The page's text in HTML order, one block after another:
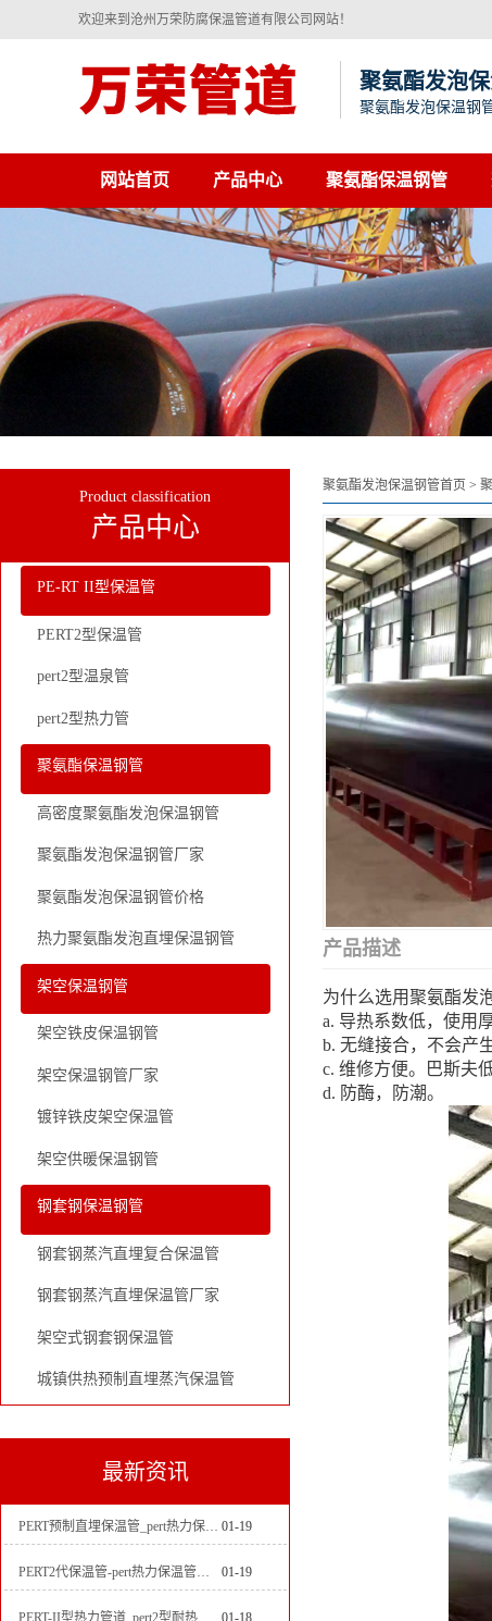
欢迎来到沧州万荣防腐保温管道有限公司网站！
聚氨酯发泡
聚氨酯发泡保温钢
网站首页 产品中心 聚氨酯保温钢管
Product classification
产品中心
PE-RT II型保温管
PERT2型保温管
pert2型温泉管
pert2型热力管
聚氨酯保温钢管
高密度聚氨酯发泡保温钢管
聚氨酯发泡保温钢管厂家
聚氨酯发泡保温钢管价格
热力聚氨酯发泡直埋保温钢管
架空保温钢管
架空铁皮保温钢管
架空保温钢管厂家
镀锌铁皮架空保温管
架空供暖保温钢管
钢套钢保温钢管
钢套钢蒸汽直埋复合保温管
钢套钢蒸汽直埋保温管厂家
架空式钢套钢保温管
城镇供热预制直埋蒸汽保温管
最新资讯
PERT预制直埋保温管_pert热力保温管生产厂家 01-19
PERT2代保温管-pert热力保温管生产厂家 01-19
PERT-II型热力管道_pert2型耐热聚乙烯管_埋地pert二代保温管生产厂家 01-18
聚氨酯发泡保温钢管首页 >
产品描述
为什么选用聚氨酯发
a. 导热系数低，使用
b. 无缝接合，不会产
c. 维修方便。巴斯夫
d. 防酶，防潮。